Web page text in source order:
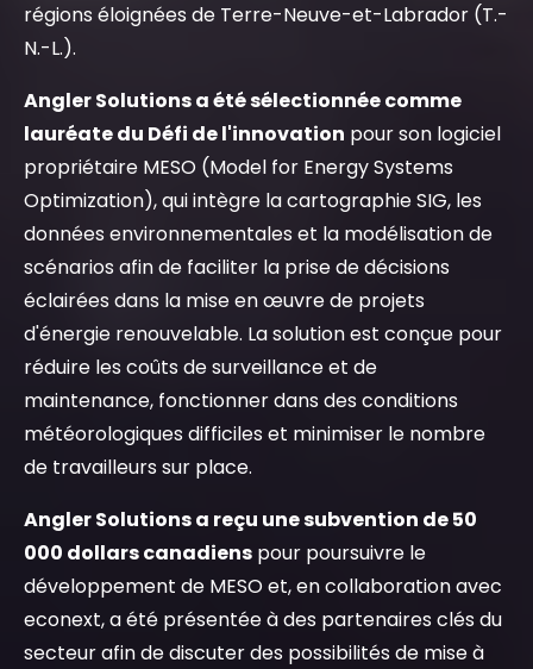
régions éloignées de Terre-Neuve-et-Labrador (T.-
N.-L.).
Angler Solutions a été sélectionnée comme
lauréate du Défi de l'innovation pour son logiciel
propriétaire MESO (Model for Energy Systems
Optimization), qui intègre la cartographie SIG, les
données environnementales et la modélisation de
scénarios afin de faciliter la prise de décisions
éclairées dans la mise en œuvre de projets
d'énergie renouvelable. La solution est conçue pour
réduire les coûts de surveillance et de
maintenance, fonctionner dans des conditions
météorologiques difficiles et minimiser le nombre
de travailleurs sur place.
Angler Solutions a reçu une subvention de 50
000 dollars canadiens pour poursuivre le
développement de MESO et, en collaboration avec
econext, a été présentée à des partenaires clés du
secteur afin de discuter des possibilités de mise à